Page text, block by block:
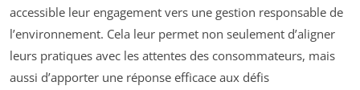
accessible leur engagement vers une gestion responsable de
l’environnement. Cela leur permet non seulement d’aligner
leurs pratiques avec les attentes des consommateurs, mais
aussi d’apporter une réponse efficace aux défis